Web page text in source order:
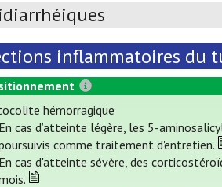
inflammatoires du
hémorragique
En cas d’atteinte légère, les 5-
comme traitement d'entretien.
En cas d'atteinte sévère, des